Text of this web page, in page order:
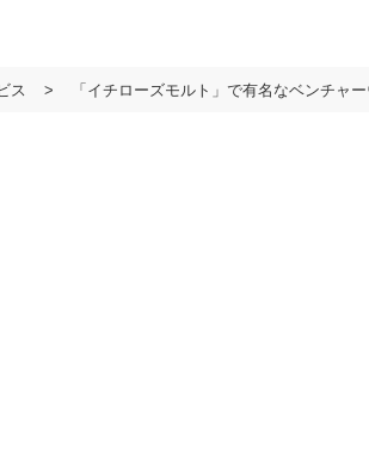
ス 「イチローズモルト」で有名なベンチャ